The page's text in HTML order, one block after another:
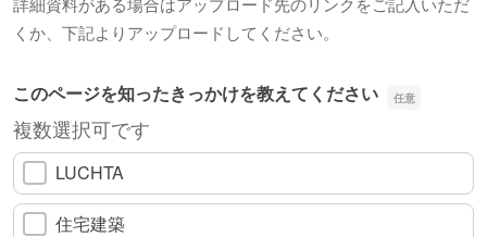
くか、下記よりアップロードしてください。
このページを知ったきっかけを教えてください
複数選択可です
LUCHTA
住宅建築